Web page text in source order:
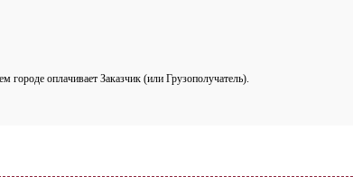
оплачивает Заказчик (или Грузополучатель).